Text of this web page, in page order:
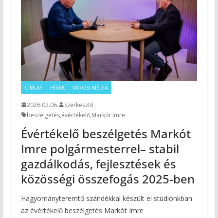
CÍMLAP HÍREK VÁROSI MÉDIA
2026.02.06.
Szerkesztő
beszélgetés,évértékelő,Markót Imre
Évértékelő beszélgetés Markót
Imre polgármesterrel– stabil
gazdálkodás, fejlesztések és
közösségi összefogás 2025-ben
Hagyományteremtő szándékkal készült el stúdiónkban
az évértékelő beszélgetés Markót Imre